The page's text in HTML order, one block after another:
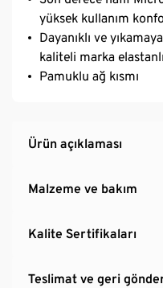
yüksek kullanım
Dayanıklı ve
kaliteli marka elastanlı
Pamuklu ağ kısmı
Ürün açıklaması
Malzeme ve bakım
Kalite Sertifikaları
Teslimat ve geri